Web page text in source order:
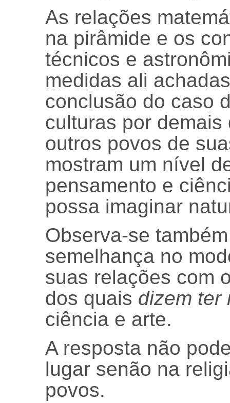
As relações
na pirâmide e os
técnicos e
medidas ali
conclusão do caso
culturas por demais
outros povos de
mostram um nível
pensamento e
possa imaginar
Observa-se
semelhança no
suas relações com
dos quais dizem ter
ciência e arte.
A resposta não
lugar senão na
povos.